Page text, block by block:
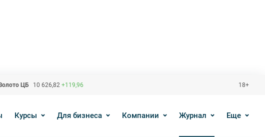
ЦБ 10 626,82 +119,96 18+
Курсы Для бизнеса Компании Журнал Еще